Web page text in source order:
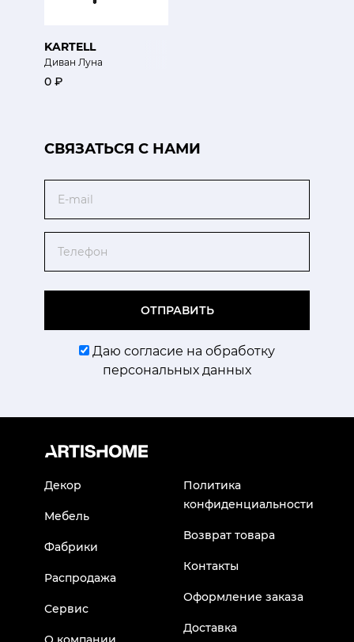
KARTELL
Диван Луна
0 ₽
CВЯЗАТЬСЯ С НАМИ
ОТПРАВИТЬ
Даю согласие на обработку
персональных данных
Декор
Мебель
Фабрики
Распродажа
Сервис
Политика
конфиденциальности
Возврат товара
Контакты
Оформление заказа
Доставка